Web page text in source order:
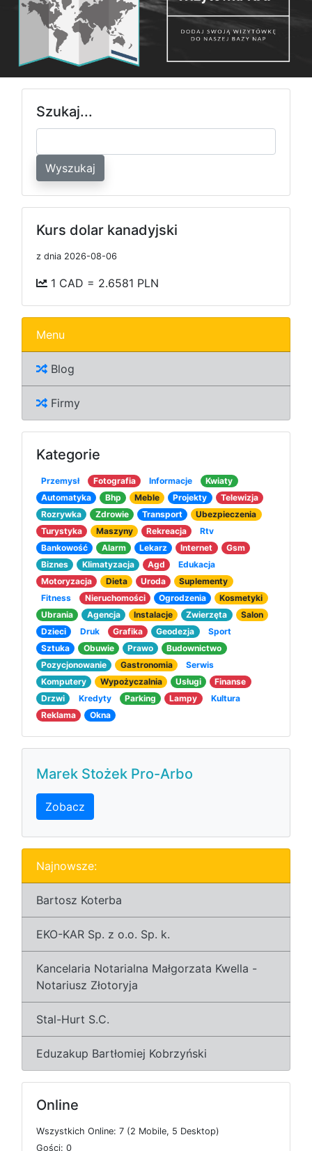
Szukaj...
Wyszukaj
Kurs dolar kanadyjski
z dnia 2026-08-06
1 CAD = 2.6581 PLN
Menu
Blog
Firmy
Kategorie
Przemysł Fotografia Informacje
Kwiaty
Automatyka
Bhp Meble Projekty
Telewizja
Rozrywka
Zdrowie Transport
Ubezpieczenia
Turystyka
Maszyny Rekreacja
Rtv
Bankowość
Alarm Lekarz Internet
Gsm
Biznes
Klimatyzacja Agd
Edukacja
Motoryzacja
Dieta Uroda
Suplementy
Fitness
Nieruchomości Ogrodzenia
Kosmetyki
Ubrania
Agencja Instalacje Zwierzęta
Salon
Dzieci
Druk Grafika Geodezja
Sport
Sztuka
Obuwie Prawo
Budownictwo
Pozycjonowanie
Gastronomia
Serwis
Komputery
Wypożyczalnia Usługi
Finanse
Drzwi
Kredyty Parking Lampy
Kultura
Reklama
Okna
Marek Stożek Pro-Arbo
Zobacz
Najnowsze:
Bartosz Koterba
EKO-KAR Sp. z o.o. Sp. k.
Kancelaria Notarialna Małgorzata Kwella -
Notariusz Złotoryja
Stal-Hurt S.C.
Eduzakup Bartłomiej Kobrzyński
Online
Wszystkich Online: 7 (2 Mobile, 5 Desktop)
Gości: 0